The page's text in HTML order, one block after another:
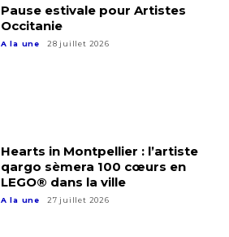
Pause estivale pour Artistes
Occitanie
A la une 28 juillet 2026
Hearts in Montpellier : l’artiste
qargo sèmera 100 cœurs en
LEGO® dans la ville
A la une 27 juillet 2026